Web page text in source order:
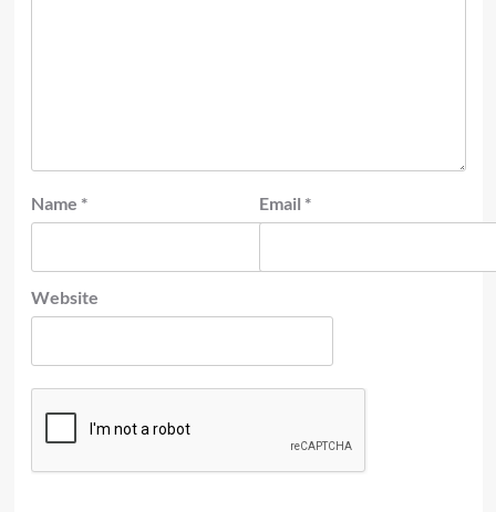
Name * Email *
Website